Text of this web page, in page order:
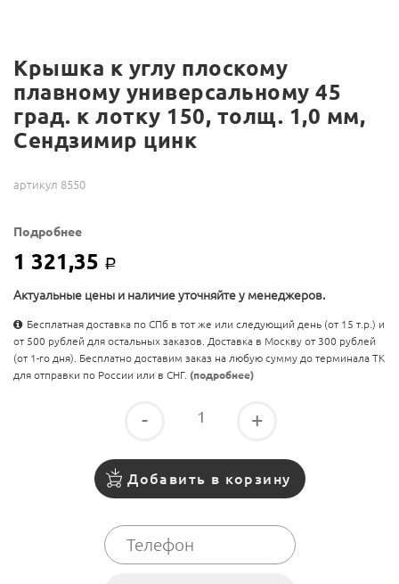
Крышка к углу плоскому
плавному универсальному 45
град. к лотку 150, толщ. 1,0 мм,
Сендзимир цинк
артикул 8550
Подробнее
1 321,35 Р
Актуальные цены и наличие уточняйте у менеджеров.
Бесплатная доставка по СПб в тот же или следующий день (от 15 т.р.) и
от 500 рублей для остальных заказов. Доставка в Москву от 300 рублей
(от 1-го дня). Бесплатно доставим заказ на любую сумму до терминала ТК
для отправки по России или в СНГ. (подробнее)
- +
Добавить в корзину